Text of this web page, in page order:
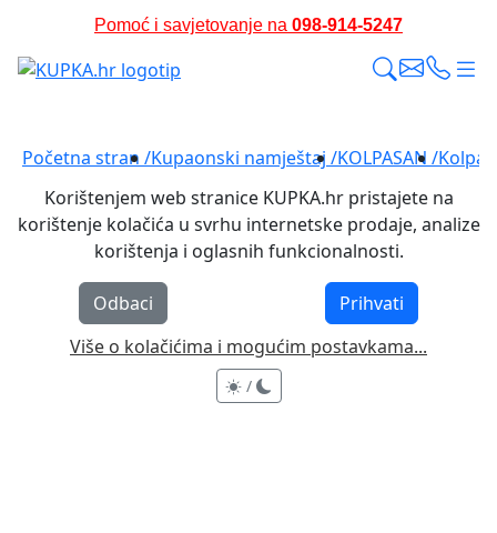
Pomoć i savjetovanje na 098-914-5247
Početna stran /Kupaonski namještaj /KOLPASAN /
Korištenjem web stranice KUPKA.hr pristajete na
korištenje kolačića u svrhu internetske prodaje, analize
korištenja i oglasnih funkcionalnosti.
Odbaci
Prihvati
Više o kolačićima i mogućim postavkama...
/